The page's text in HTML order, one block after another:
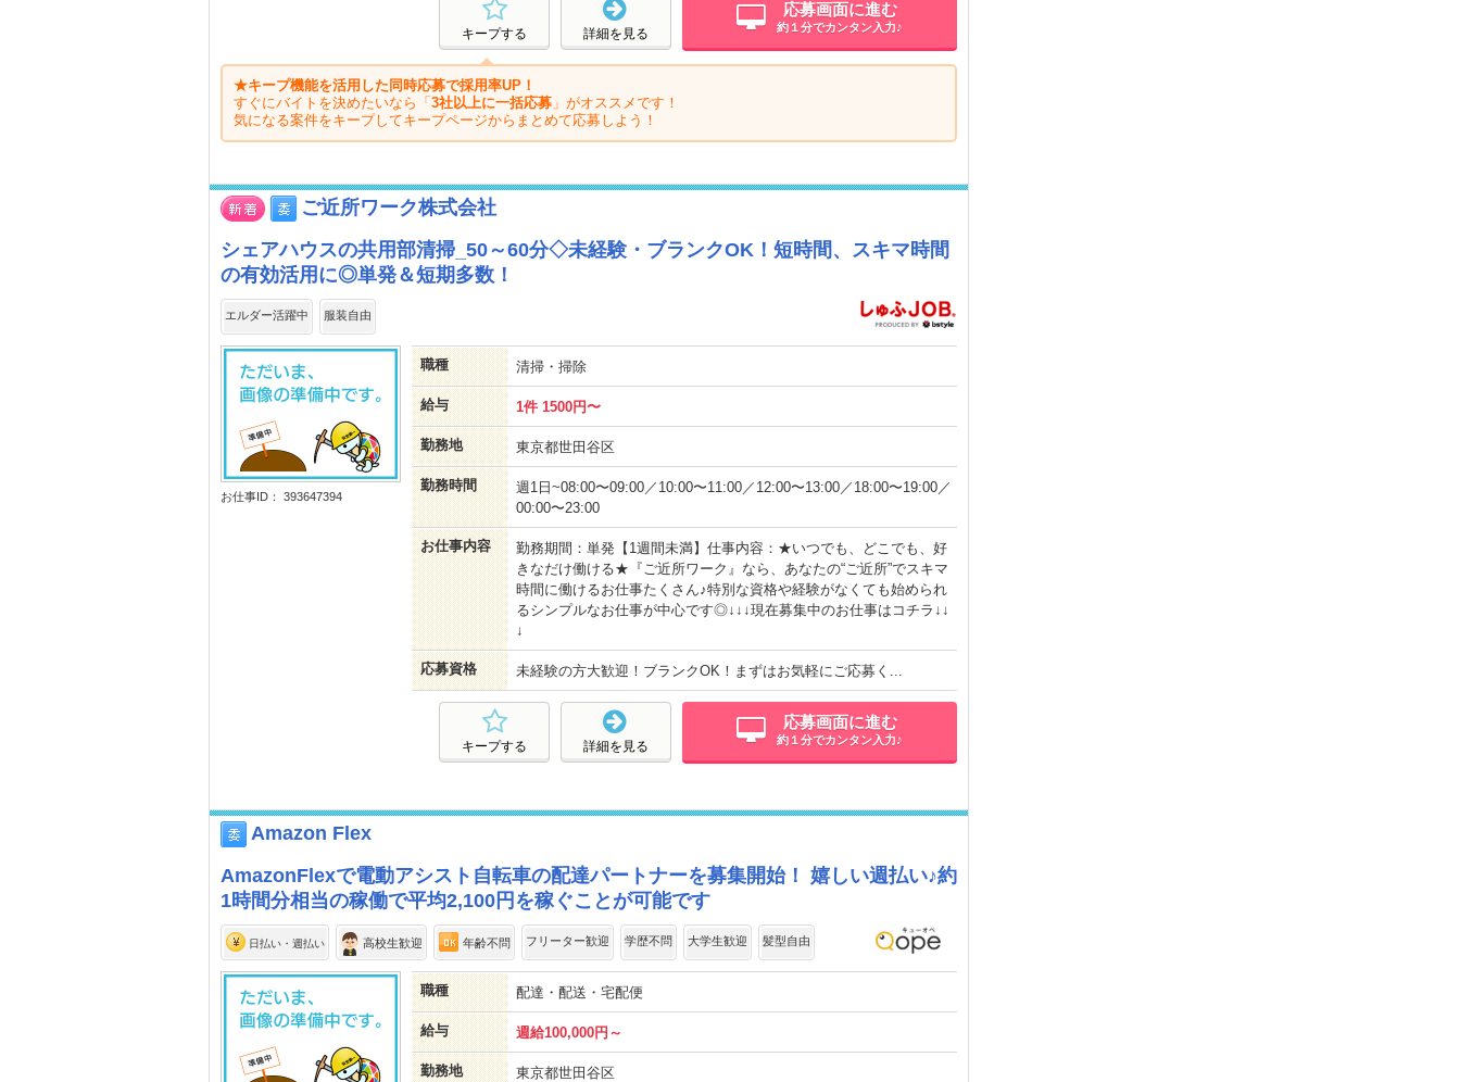
応募画面に進む
約１分でカンタン入力♪
詳細を見る
キープする
★キープ機能を活用した同時応募で採用率UP！
すぐにバイトを決めたいなら「 3社以上に一括応募 」がオススメです！
気になる案件をキープしてキープページからまとめて応募しよう！
ご近所ワーク株式会社
シェアハウスの共用部清掃_50～60分◇未経験・ブランクOK！短時間、スキマ時間
の有効活用に◎単発＆短期多数！
エルダー活躍中 服装自由
お仕事ID： 393647394
職種 清掃・掃除
給与 1件 1500円〜
勤務地 東京都世田谷区
勤務時間
週1日~08:00〜09:00／10:00〜11:00／12:00〜13:00／18:00〜19:00／
00:00〜23:00
お仕事内容
勤務期間：単発【1週間未満】仕事内容：★いつでも、どこでも、好
きなだけ働ける★『ご近所ワーク』なら、あなたの“ご近所”でスキマ
時間に働けるお仕事たくさん♪特別な資格や経験がなくても始められ
るシンプルなお仕事が中心です◎↓↓↓現在募集中のお仕事はコチラ↓↓
↓
応募資格 未経験の方大歓迎！ブランクOK！まずはお気軽にご応募く...
応募画面に進む
約１分でカンタン入力♪
詳細を見る
キープする
Amazon Flex
AmazonFlexで電動アシスト自転車の配達パートナーを募集開始！ 嬉しい週払い♪約
1時間分相当の稼働で平均2,100円を稼ぐことが可能です
日払い・週払い 高校生歓迎 年齢不問 フリーター歓迎 学歴不問 大学生歓迎 髪型自由
職種 配達・配送・宅配便
給与 週給100,000円～
勤務地
東京都世田谷区